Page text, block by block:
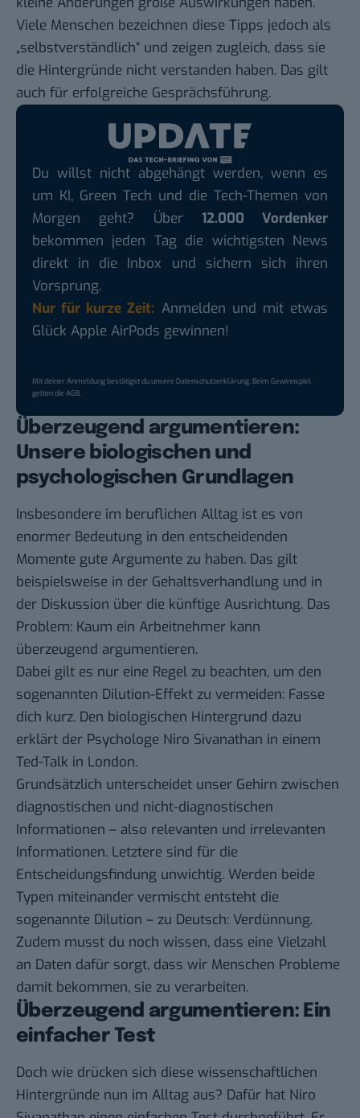
Viele Menschen bezeichnen diese Tipps jedoch als
„selbstverständlich“ und zeigen zugleich, dass sie
die Hintergründe nicht verstanden haben. Das gilt
auch für erfolgreiche Gesprächsführung.
Du willst nicht abgehängt werden, wenn es
um KI, Green Tech und die Tech-Themen von
Morgen geht? Über 12.000 Vordenker
bekommen jeden Tag die wichtigsten News
direkt in die Inbox und sichern sich ihren
Vorsprung.
Nur für kurze Zeit: Anmelden und mit etwas
Glück Apple AirPods gewinnen!
Mit deiner Anmeldung bestätigst du unsereDatenschutzerklärung. Beim Gewinnspiel
gelten dieAGB.
Überzeugend argumentieren:
Unsere biologischen und
psychologischen Grundlagen
Insbesondere im beruflichen Alltag ist es von
enormer Bedeutung in den entscheidenden
Momente gute Argumente zu haben. Das gilt
beispielsweise in der Gehaltsverhandlung und in
der Diskussion über die künftige Ausrichtung. Das
Problem: Kaum ein Arbeitnehmer kann
überzeugend argumentieren.
Dabei gilt es nur eine Regel zu beachten, um den
sogenannten Dilution-Effekt zu vermeiden: Fasse
dich kurz. Den biologischen Hintergrund dazu
erklärt der Psychologe Niro Sivanathan in einem
Ted-Talk in London.
Grundsätzlich unterscheidet unser Gehirn zwischen
diagnostischen und nicht-diagnostischen
Informationen – also relevanten und irrelevanten
Informationen. Letztere sind für die
Entscheidungsfindung unwichtig. Werden beide
Typen miteinander vermischt entsteht die
sogenannte Dilution – zu Deutsch: Verdünnung.
Zudem musst du noch wissen, dass eine Vielzahl
an Daten dafür sorgt, dass wir Menschen Probleme
damit bekommen, sie zu verarbeiten.
Überzeugend argumentieren: Ein
einfacher Test
Doch wie drücken sich diese wissenschaftlichen
Hintergründe nun im Alltag aus? Dafür hat Niro